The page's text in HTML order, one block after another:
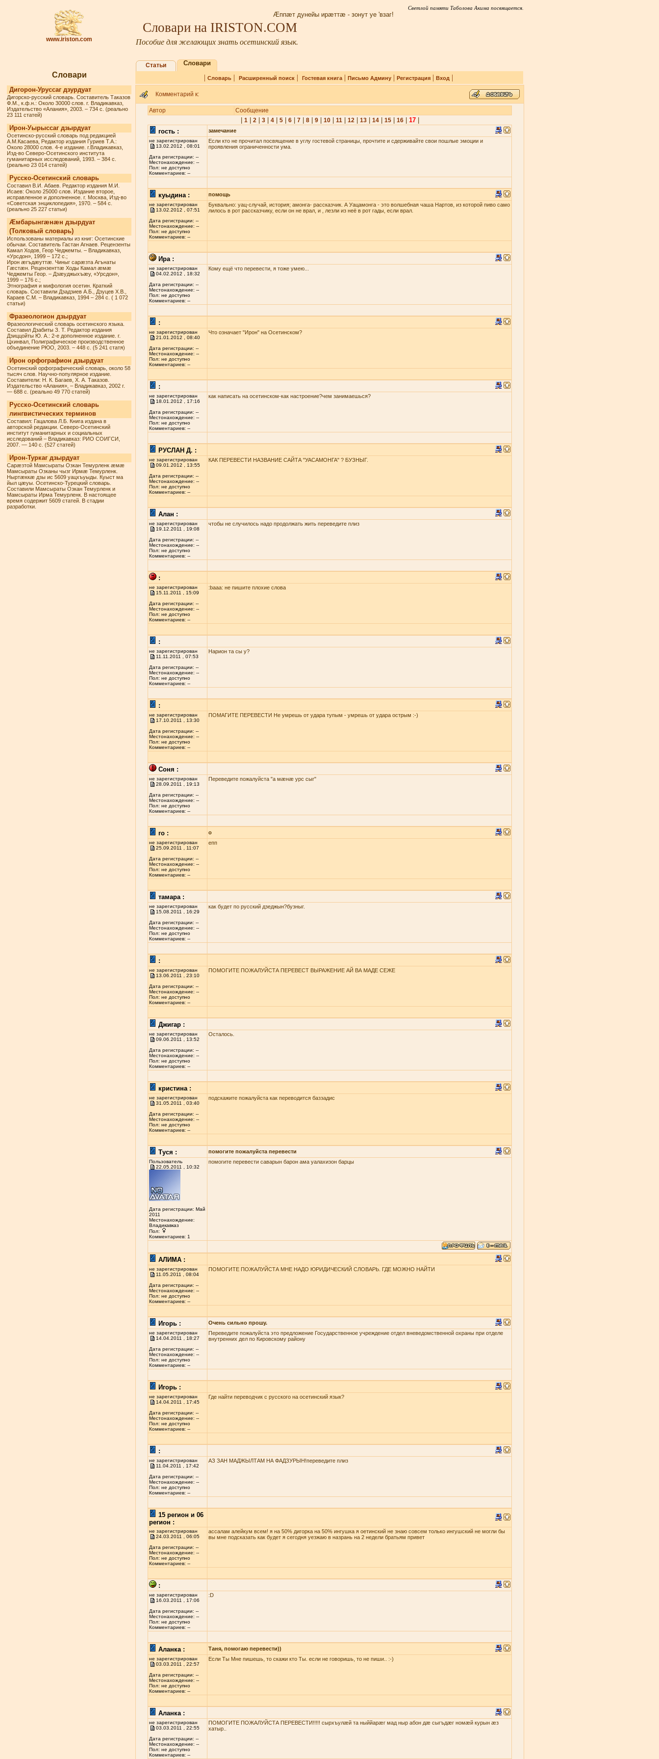
www.iriston.com
Светлой памяти Таболова Акима посвящается.
Æппæт дунейы ирæттæ - зонут уе 'взаг!
Словари на IRISTON.COM
Пособие для желающих знать осетинский язык.
Словари
Дигорон-Уруссаг дзурдуат
Дигорско-русский словарь. Составитель Таказов
Ф.М., к.ф.н.: Около 30000 слов. г. Владикавказ,
Издательство «Алания», 2003. – 734 с. (реально
23 111 статей)
Ирон-Уырыссаг дзырдуат
Осетинско-русский словарь под редакцией
А.М.Касаева, Редактор издания Гуриев Т.А.:
Около 28000 слов. 4-е издание. г.Владикавказ,
Изд-во Северо-Осетинского института
гуманитарных исследований, 1993. – 384 с.
(реально 23 014 статей)
Русско-Осетинский словарь
Составил В.И. Абаев. Редактор издания М.И.
Исаев: Около 25000 слов. Издание второе,
исправленное и дополненное. г. Москва, Изд-во
«Советская энциклопедия», 1970. – 584 с.
(реально 25 227 статьи)
Æмбарынгæнæн дзырдуат
(Толковый словарь)
Использованы материалы из книг: Осетинские
обычаи. Составитель Гастан Агнаев. Рецензенты
Камал Ходов, Геор Чеджемты. – Владикавказ,
«Урсдон», 1999 – 172 с.;
Ирон æгъдæуттæ. Чиныг сарæзта Агънаты
Гæстæн. Рецензенттæ Ходы Камал æмæ
Чеджемты Геор. – Дзæуджыхъæу, «Урсдон»,
1999 – 176 с.;
Этнография и мифология осетин. Краткий
словарь. Составили Дзадзиев А.Б., Дзуцев Х.В.,
Караев С.М. – Владикавказ, 1994 – 284 с. ( 1 072
статьи)
Фразеологион дзырдуат
Фразеологический словарь осетинского языка.
Составил Дзабиты З. Т. Редактор издания
Дзиццойты Ю. А.: 2-е дополненное издание. г.
Цхинвал, Полиграфическое производственное
объединение РЮО, 2003. – 448 с. (5 241 статя)
Ирон орфографион дзырдуат
Осетинский орфографический словарь, около 58
тысяч слов. Научно-популярное издание.
Составители: Н. К. Багаев, Х. А. Таказов.
Издательство «Алания», – Владикавказ, 2002 г.
— 688 с. (реально 49 770 статей)
Русско-Осетинский словарь
лингвистических терминов
Составил: Гацалова Л.Б. Книга издана в
авторской редакции. Северо-Осетинский
институт гуманитарных и социальных
исследований – Владикавказ: РИО СОИГСИ,
2007. — 140 с. (527 статей)
Ирон-Туркаг дзырдуат
Сарæзтой Мамсыраты Озкан Темурленк æмæ
Мамсыраты Озканы чызг Ирмæ Темурленк.
Ныртæккæ дзы ис 5609 уацхъуыды. Куыст ма
йыл цæуы. Осетинско-Турецкий словарь.
Составили Мамсыраты Озкан Темурленк и
Мамсыраты Ирма Темурленк. В настоящее
время содержит 5609 статей. В стадии
разработки.
Статьи Словари
| Словарь| Расширенный поиск| Гостевая книга| Письмо Админу| Регистрация| Вход |
Комментарий к:
Автор Сообщение
1| 2| 3| 4| 5| 6| 7| 8| 9| 10| 11| 12| 13| 14| 15| 16| 17|
гость :
замечание
не зарегистрирован
13.02.2012 , 08:01
Дата регистрации: --
Местонахождение: --
Пол: не доступно
Комментариев: --
Если кто не прочитал посвящение в углу гостевой страницы, прочтите и сдерживайте свои пошлые эмоции и
проявления ограниченности ума.
куыдина : помощь
не зарегистрирован
13.02.2012 , 07:51
Дата регистрации: --
Местонахождение: --
Пол: не доступно
Комментариев: --
Буквально: уац-случай, история; амонга- рассказчик. А Уацамонга - это волшебная чаша Нартов, из которой пиво само
лилось в рот рассказчику, если он не врал, и , лезли из неё в рот гады, если врал.
Ира :
не зарегистрирован
04.02.2012 , 18:32
Дата регистрации: --
Местонахождение: --
Пол: не доступно
Комментариев: --
Кому ещё что перевести, я тоже умею...
:
не зарегистрирован
21.01.2012 , 08:40
Дата регистрации: --
Местонахождение: --
Пол: не доступно
Комментариев: --
Что означает "Ирон" на Осетинском?
:
не зарегистрирован
18.01.2012 , 17:16
Дата регистрации: --
Местонахождение: --
Пол: не доступно
Комментариев: --
как написать на осетинском-как настроение?чем занимаешься?
РУСЛАН Д. :
не зарегистрирован
09.01.2012 , 13:55
Дата регистрации: --
Местонахождение: --
Пол: не доступно
Комментариев: --
КАК ПЕРЕВЕСТИ НАЗВАНИЕ САЙТА "УАСАМОНГА" ? БУЗНЫГ.
Алан :
не зарегистрирован
19.12.2011 , 19:08
Дата регистрации: --
Местонахождение: --
Пол: не доступно
Комментариев: --
чтобы не случилось надо продолжать жить переведите плиз
:
не зарегистрирован
15.11.2011 , 15:09
Дата регистрации: --
Местонахождение: --
Пол: не доступно
Комментариев: --
:baaa: не пишите плохие слова
:
не зарегистрирован
11.11.2011 , 07:53
Дата регистрации: --
Местонахождение: --
Пол: не доступно
Комментариев: --
Нарион та сы у?
:
не зарегистрирован
17.10.2011 , 13:30
Дата регистрации: --
Местонахождение: --
Пол: не доступно
Комментариев: --
ПОМАГИТЕ ПЕРЕВЕСТИ Не умрешь от удара тупым - умрешь от удара острым :-)
Соня :
не зарегистрирован
28.09.2011 , 19:13
Дата регистрации: --
Местонахождение: --
Пол: не доступно
Комментариев: --
Переведите пожалуйста "а мæнæ урс сыг"
го : о
не зарегистрирован
25.09.2011 , 11:07
Дата регистрации: --
Местонахождение: --
Пол: не доступно
Комментариев: --
епп
тамара :
не зарегистрирован
15.08.2011 , 16:29
Дата регистрации: --
Местонахождение: --
Пол: не доступно
Комментариев: --
как будет по русский дзеджын?бузныг.
:
не зарегистрирован
13.06.2011 , 23:10
Дата регистрации: --
Местонахождение: --
Пол: не доступно
Комментариев: --
ПОМОГИТЕ ПОЖАЛУЙСТА ПЕРЕВЕСТ ВЫРАЖЕНИЕ АЙ ВА МАДЕ СЕЖЕ
Джигар :
не зарегистрирован
09.06.2011 , 13:52
Дата регистрации: --
Местонахождение: --
Пол: не доступно
Комментариев: --
Осталось.
кристина :
не зарегистрирован
31.05.2011 , 03:40
Дата регистрации: --
Местонахождение: --
Пол: не доступно
Комментариев: --
подскажите пожалуйста как переводится баззадис
Туся : помогите пожалуйста перевести
Пользователь
22.05.2011 , 10:32
Дата регистрации: Май
2011
Местонахождение:
Владикавказ
Пол:
Комментариев: 1
помогите перевести саварын барон ама уалахизон барцы
АЛИМА :
не зарегистрирован
11.05.2011 , 08:04
Дата регистрации: --
Местонахождение: --
Пол: не доступно
Комментариев: --
ПОМОГИТЕ ПОЖАЛУЙСТА МНЕ НАДО ЮРИДИЧЕСКИЙ СЛОВАРЬ. ГДЕ МОЖНО НАЙТИ
Игорь : Очень сильно прошу.
не зарегистрирован
14.04.2011 , 18:27
Дата регистрации: --
Местонахождение: --
Пол: не доступно
Комментариев: --
Переведите пожалуйста это предложение Государственное учреждение отдел вневедомственной охраны при отделе
внутренних дел по Кировскому району
Игорь :
не зарегистрирован
14.04.2011 , 17:45
Дата регистрации: --
Местонахождение: --
Пол: не доступно
Комментариев: --
Где найти переводчик с русского на осетинский язык?
:
не зарегистрирован
11.04.2011 , 17:42
Дата регистрации: --
Местонахождение: --
Пол: не доступно
Комментариев: --
АЗ ЗАН МАДЖЫЛТАМ НА ФАДЗУРЫН!переведите плиз
15 регион и 06
регион :
не зарегистрирован
24.03.2011 , 06:05
Дата регистрации: --
Местонахождение: --
Пол: не доступно
Комментариев: --
ассалам алейкум всем! я на 50% дигорка на 50% ингушка я оетинский не знаю совсем только ингушский не могли бы
вы мне подсказать как будет я сегодня уезжаю в назрань на 2 недели братьям привет
:
не зарегистрирован
16.03.2011 , 17:06
Дата регистрации: --
Местонахождение: --
Пол: не доступно
Комментариев: --
:D
Аланка : Таня, помогаю перевести))
не зарегистрирован
03.03.2011 , 22:57
Дата регистрации: --
Местонахождение: --
Пол: не доступно
Комментариев: --
Если Ты Мне пишешь, то скажи кто Ты. если не говоришь, то не пиши.. :-)
Аланка :
не зарегистрирован
03.03.2011 , 22:55
Дата регистрации: --
Местонахождение: --
Пол: не доступно
Комментариев: --
ПОМОГИТЕ ПОЖАЛУЙСТА ПЕРЕВЕСТИ!!!!! сырхъулæй та ныййарæг мад ныр абон дæ сыгъдæг номæй курын æз
хатыр..